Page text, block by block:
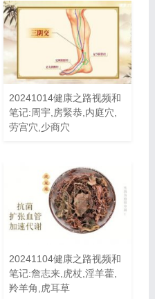
20241014健康之路视频和
笔记:周宇,房緊恭,内庭穴,
劳宫穴,少商穴
20241104健康之路视频和
笔记:詹志来,虎杖,淫羊藿,
羚羊角,虎耳草